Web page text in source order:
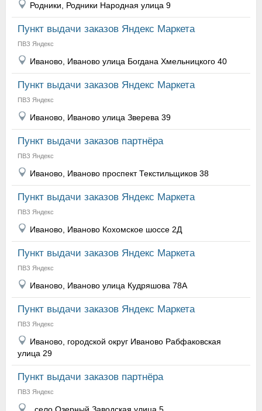
Родники, Родники Народная улица 9
Пункт выдачи заказов Яндекс Маркета
ПВЗ Яндекс
Иваново, Иваново улица Богдана Хмельницкого 40
Пункт выдачи заказов Яндекс Маркета
ПВЗ Яндекс
Иваново, Иваново улица Зверева 39
Пункт выдачи заказов партнёра
ПВЗ Яндекс
Иваново, Иваново проспект Текстильщиков 38
Пункт выдачи заказов Яндекс Маркета
ПВЗ Яндекс
Иваново, Иваново Кохомское шоссе 2Д
Пункт выдачи заказов Яндекс Маркета
ПВЗ Яндекс
Иваново, Иваново улица Кудряшова 78А
Пункт выдачи заказов Яндекс Маркета
ПВЗ Яндекс
Иваново, городской округ Иваново Рабфаковская
улица 29
Пункт выдачи заказов партнёра
ПВЗ Яндекс